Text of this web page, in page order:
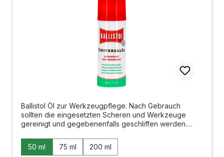
Ballistol Öl zur Werkzeugpflege. Nach Gebrauch
sollten die eingesetzten Scheren und Werkzeuge
gereinigt und gegebenenfalls geschliffen werden.
vor Rost und konserviert die Schneiden. Gerade die
hochwertigen Masakuni-Werkzeuge sollten auf diese
Inhalt auswählen
50 ml 75 ml 200 ml